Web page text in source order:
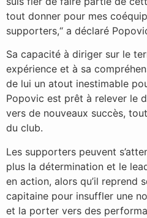
tout donner pour mes
supporters,“ a déclaré
Sa capacité à diriger sur le
expérience et à sa
de lui un atout inestimable
Popovic est prêt à relever le
vers de nouveaux succès,
du club.
Les supporters peuvent
plus la détermination et le
en action, alors qu’il reprend
capitaine pour insuffler une
et la porter vers des